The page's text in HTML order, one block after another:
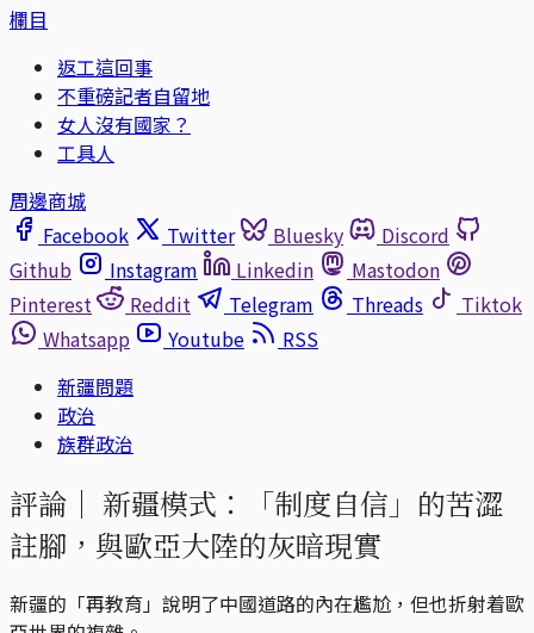
欄目
返工這回事
不重磅記者自留地
女人沒有國家？
工具人
周邊商城
Facebook
Twitter Bluesky
Discord
Github
Instagram Linkedin
Mastodon
Pinterest
Reddit Telegram Threads
Tiktok
Whatsapp
Youtube
RSS
新疆問題
政治
族群政治
評論｜ 新疆模式：「制度自信」的苦澀
註腳，與歐亞大陸的灰暗現實
新疆的「再教育」說明了中國道路的內在尷尬，但也折射着歐